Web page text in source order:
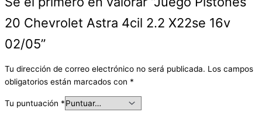
20 Chevrolet Astra 4cil 2.2 X22se 16v
02/05”
Tu dirección de correo electrónico no será publicada. Los campos
obligatorios están marcados con *
Tu puntuación *